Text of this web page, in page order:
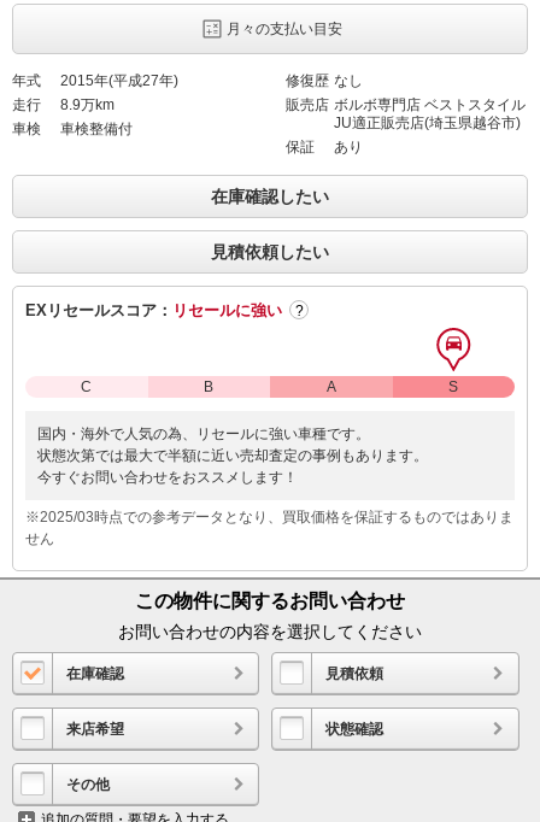
月々の支払い目安
年式
2015年(平成27年)
走行
8.9万km
車検
車検整備付
修復歴 なし
販売店 ボルボ専門店 ベストスタイル
JU適正販売店(埼玉県越谷市)
保証
あり
在庫確認したい
見積依頼したい
EXリセールスコア： リセールに強い ?
C B A S
国内・海外で人気の為、リセールに強い車種です。
状態次第では最大で半額に近い売却査定の事例もあります。
今すぐお問い合わせをおススメします！
※2025/03時点での参考データとなり、買取価格を保証するものではありま
せん
この物件に関するお問い合わせ
お問い合わせの内容を選択してください
在庫確認 見積依頼
来店希望 状態確認
その他